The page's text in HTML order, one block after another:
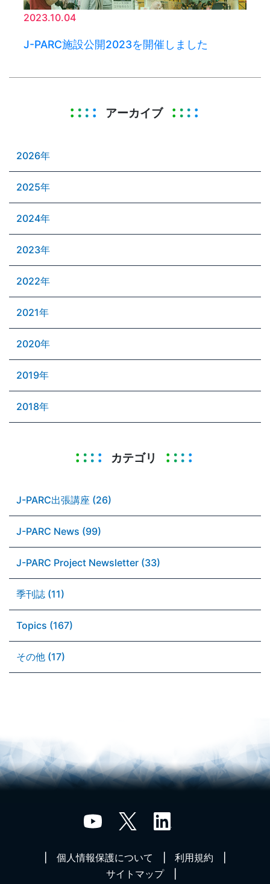
2023.10.04
J-PARC施設公開2023を開催しました
アーカイブ
2026年
2025年
2024年
2023年
2022年
2021年
2020年
2019年
2018年
カテゴリ
J-PARC出張講座 (26)
J-PARC News (99)
J-PARC Project Newsletter (33)
季刊誌 (11)
Topics (167)
その他 (17)
個人情報保護について
利用規約
サイトマップ